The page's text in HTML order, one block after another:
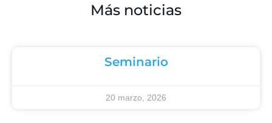
Más noticias
Seminario
20 marzo, 2026